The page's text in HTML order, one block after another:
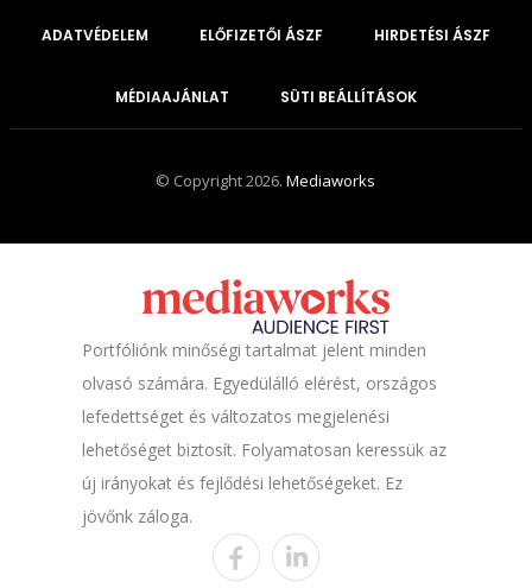
ADATVÉDELEM ELŐFIZETŐI ÁSZF HIRDETÉSI ÁSZF
MÉDIAAJÁNLAT SÜTI BEÁLLÍTÁSOK
© Copyright 2026.Mediaworks
Portfóliónk minőségi tartalmat jelent minden
olvasó számára. Egyedülálló elérést, országos
lefedettséget és változatos megjelenési
lehetőséget biztosít. Folyamatosan keressük az
új irányokat és fejlődési lehetőségeket. Ez
jövőnk záloga.